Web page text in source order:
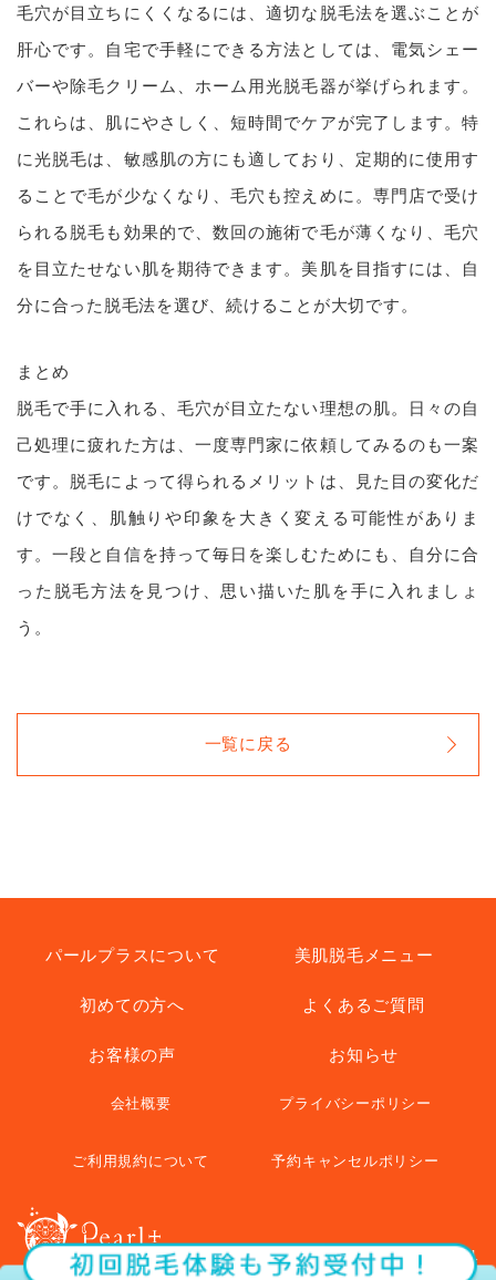
毛穴が目立ちにくくなるには、適切な脱毛法を選ぶことが
肝心です。自宅で手軽にできる方法としては、電気シェー
バーや除毛クリーム、ホーム用光脱毛器が挙げられます。
これらは、肌にやさしく、短時間でケアが完了します。特
に光脱毛は、敏感肌の方にも適しており、定期的に使用す
ることで毛が少なくなり、毛穴も控えめに。専門店で受け
られる脱毛も効果的で、数回の施術で毛が薄くなり、毛穴
を目立たせない肌を期待できます。美肌を目指すには、自
分に合った脱毛法を選び、続けることが大切です。
まとめ
脱毛で手に入れる、毛穴が目立たない理想の肌。日々の自
己処理に疲れた方は、一度専門家に依頼してみるのも一案
です。脱毛によって得られるメリットは、見た目の変化だ
けでなく、肌触りや印象を大きく変える可能性がありま
す。一段と自信を持って毎日を楽しむためにも、自分に合
った脱毛方法を見つけ、思い描いた肌を手に入れましょ
う。
一覧に戻る
パールプラスについて 美肌脱毛メニュー
初めての方へ よくあるご質問
お客様の声 お知らせ
会社概要 プライバシーポリシー
ご利用規約について 予約キャンセルポリシー
© pearl+ All Rights Reserved.